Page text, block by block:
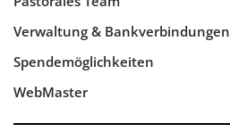
Verwaltung & Bankverbindungen
Spendemöglichkeiten
WebMaster